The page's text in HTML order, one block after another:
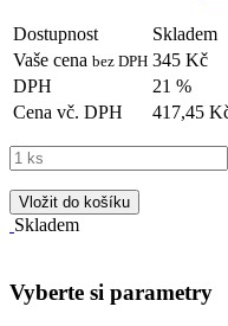
Dostupnost
Skladem
Vaše cena bez DPH 345 Kč
DPH
21 %
Cena vč. DPH
417,45
Vložit do košíku
Skladem
Vyberte si parametry